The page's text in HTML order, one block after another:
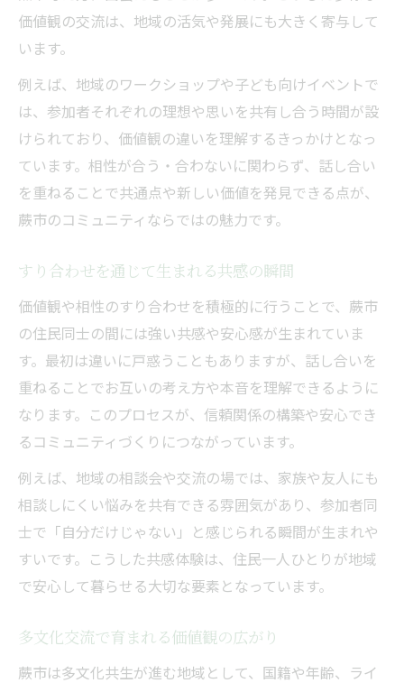
価値観の交流は、地域の活気や発展にも大きく寄与して
います。
例えば、地域のワークショップや子ども向けイベントで
は、参加者それぞれの理想や思いを共有し合う時間が設
けられており、価値観の違いを理解するきっかけとなっ
ています。相性が合う・合わないに関わらず、話し合い
を重ねることで共通点や新しい価値を発見できる点が、
蕨市のコミュニティならではの魅力です。
すり合わせを通じて生まれる共感の瞬間
価値観や相性のすり合わせを積極的に行うことで、蕨市
の住民同士の間には強い共感や安心感が生まれていま
す。最初は違いに戸惑うこともありますが、話し合いを
重ねることでお互いの考え方や本音を理解できるように
なります。このプロセスが、信頼関係の構築や安心でき
るコミュニティづくりにつながっています。
例えば、地域の相談会や交流の場では、家族や友人にも
相談しにくい悩みを共有できる雰囲気があり、参加者同
士で「自分だけじゃない」と感じられる瞬間が生まれや
すいです。こうした共感体験は、住民一人ひとりが地域
で安心して暮らせる大切な要素となっています。
多文化交流で育まれる価値観の広がり
蕨市は多文化共生が進む地域として、国籍や年齢、ライ